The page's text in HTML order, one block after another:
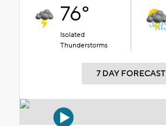
76°
Isolated
Thunderstorms
7 DAY FORECAST